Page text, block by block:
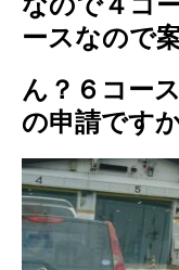
ースなので
ん？６コー
の申請です